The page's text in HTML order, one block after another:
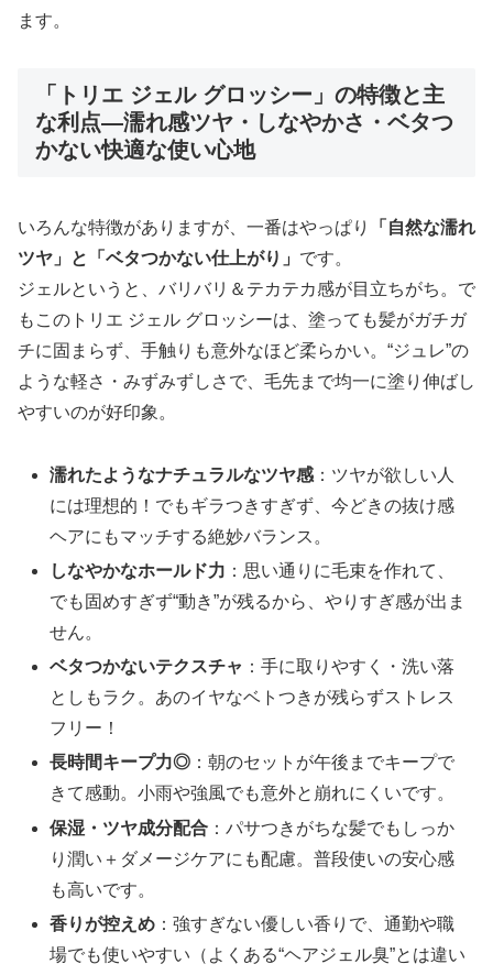
ます。
「トリエ ジェル グロッシー」の特徴と主
な利点―濡れ感ツヤ・しなやかさ・ベタつ
かない快適な使い心地
いろんな特徴がありますが、一番はやっぱり
「自然な濡れ
ツヤ」と「ベタつかない仕上がり」 です。
ジェルというと、バリバリ＆テカテカ感が目立ちがち。で
もこのトリエ ジェル グロッシーは、塗っても髪がガチガ
チに固まらず、手触りも意外なほど柔らかい。“ジュレ”の
ような軽さ・みずみずしさで、毛先まで均一に塗り伸ばし
やすいのが好印象。
濡れたようなナチュラルなツヤ感 ：ツヤが欲しい人
には理想的！でもギラつきすぎず、今どきの抜け感
ヘアにもマッチする絶妙バランス。
しなやかなホールド力 ：思い通りに毛束を作れて、
でも固めすぎず“動き”が残るから、やりすぎ感が出ま
せん。
ベタつかないテクスチャ ：手に取りやすく・洗い落
としもラク。あのイヤなベトつきが残らずストレス
フリー！
長時間キープ力◎ ：朝のセットが午後までキープで
きて感動。小雨や強風でも意外と崩れにくいです。
保湿・ツヤ成分配合 ：パサつきがちな髪でもしっか
り潤い＋ダメージケアにも配慮。普段使いの安心感
も高いです。
香りが控えめ ：強すぎない優しい香りで、通勤や職
場でも使いやすい（よくある“ヘアジェル臭”とは違い